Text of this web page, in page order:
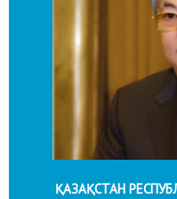
ҚАЗАҚСТАН